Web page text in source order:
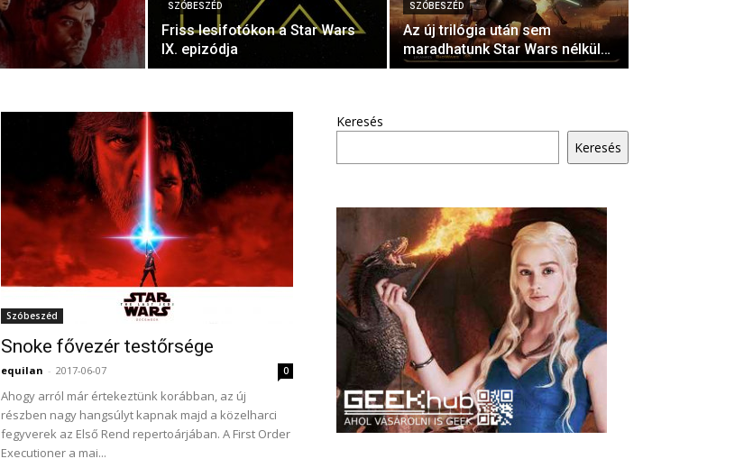
SZÓBESZÉD
Friss lesifotókon a Star Wars
IX. epizódja
SZÓBESZÉD
Az új trilógia után sem
maradhatunk Star Wars nélkül…
Szóbeszéd
Snoke fővezér testőrsége
equilan - 2017-06-07 0
Ahogy arról már értekeztünk korábban, az új
részben nagy hangsúlyt kapnak majd a közelharci
fegyverek az Első Rend repertoárjában. A First Order
Executioner a mai...
Keresés
Keresés